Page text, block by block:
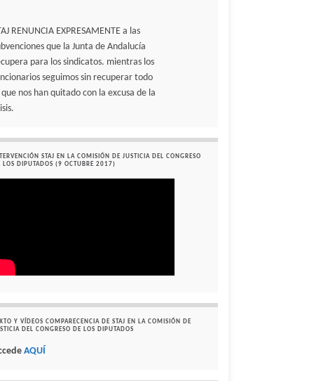
RENUNCIA EXPRESAMENTE a las
que la Junta de Andalucía
para los sindicatos. mientras los
seguimos sin recuperar todo
que nos han quitado con la excusa de la
STAJ EN LA COMISIÓN DE JUSTICIA DEL CONGRESO
LOS DIPUTADOS (9 OCTUBRE 2017)
Y VÍDEOS COMPARECENCIA DE STAJ EN LA COMISIÓN DE
DEL CONGRESO DE LOS DIPUTADOS
AQUÍ